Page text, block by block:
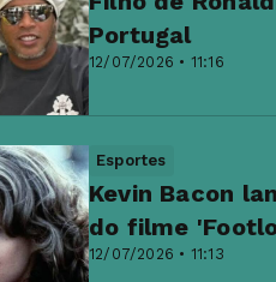
12/07/2026 • 11:16
Portugal
Esportes
12/07/2026 • 11:13
Kevin Bacon
do filme